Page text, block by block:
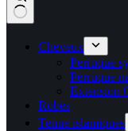
Cheveux
Perruque
Perruque
Extension
Robes
Tenue islamiques